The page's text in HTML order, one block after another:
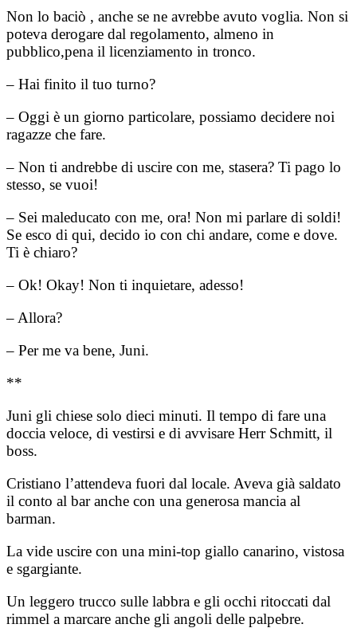
Non lo baciò , anche se ne avrebbe avuto voglia. Non si
poteva derogare dal regolamento, almeno in
pubblico,pena il licenziamento in tronco.
– Hai finito il tuo turno?
– Oggi è un giorno particolare, possiamo decidere noi
ragazze che fare.
– Non ti andrebbe di uscire con me, stasera? Ti pago lo
stesso, se vuoi!
– Sei maleducato con me, ora! Non mi parlare di soldi!
Se esco di qui, decido io con chi andare, come e dove.
Ti è chiaro?
– Ok! Okay! Non ti inquietare, adesso!
– Allora?
– Per me va bene, Juni.
**
Juni gli chiese solo dieci minuti. Il tempo di fare una
doccia veloce, di vestirsi e di avvisare Herr Schmitt, il
boss.
Cristiano l’attendeva fuori dal locale. Aveva già saldato
il conto al bar anche con una generosa mancia al
barman.
La vide uscire con una mini-top giallo canarino, vistosa
e sgargiante.
Un leggero trucco sulle labbra e gli occhi ritoccati dal
rimmel a marcare anche gli angoli delle palpebre.